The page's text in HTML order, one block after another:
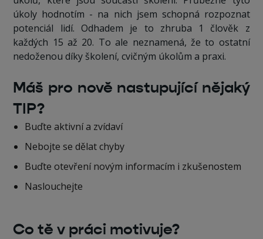
úkoly hodnotím - na nich jsem schopná rozpoznat
potenciál lidí. Odhadem je to zhruba 1 člověk z
každých 15 až 20. To ale neznamená, že to ostatní
nedoženou díky školení, cvičným úkolům a praxi.
Máš pro nově nastupující nějaký
TIP?
Buďte aktivní a zvídaví
Nebojte se dělat chyby
Buďte otevření novým informacím i zkušenostem
Naslouchejte
Co tě v práci motivuje?